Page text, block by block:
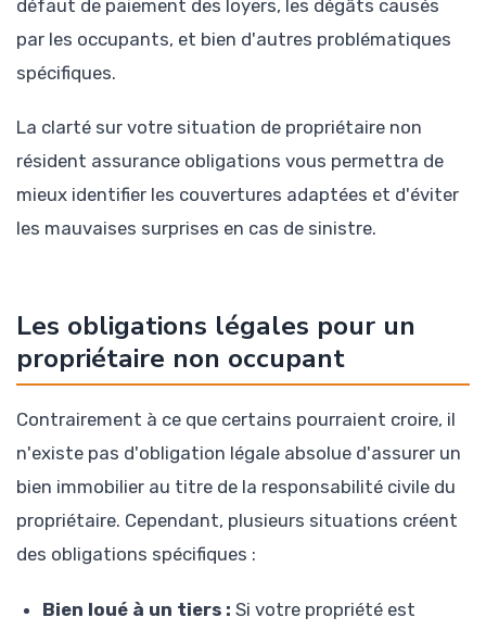
défaut de paiement des loyers, les dégâts causés
par les occupants, et bien d'autres problématiques
spécifiques.
La clarté sur votre situation de propriétaire non
résident assurance obligations vous permettra de
mieux identifier les couvertures adaptées et d'éviter
les mauvaises surprises en cas de sinistre.
Les obligations légales pour un
propriétaire non occupant
Contrairement à ce que certains pourraient croire, il
n'existe pas d'obligation légale absolue d'assurer un
bien immobilier au titre de la responsabilité civile du
propriétaire. Cependant, plusieurs situations créent
des obligations spécifiques :
Bien loué à un tiers : Si votre propriété est